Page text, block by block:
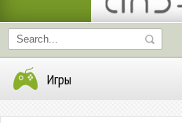
Игры